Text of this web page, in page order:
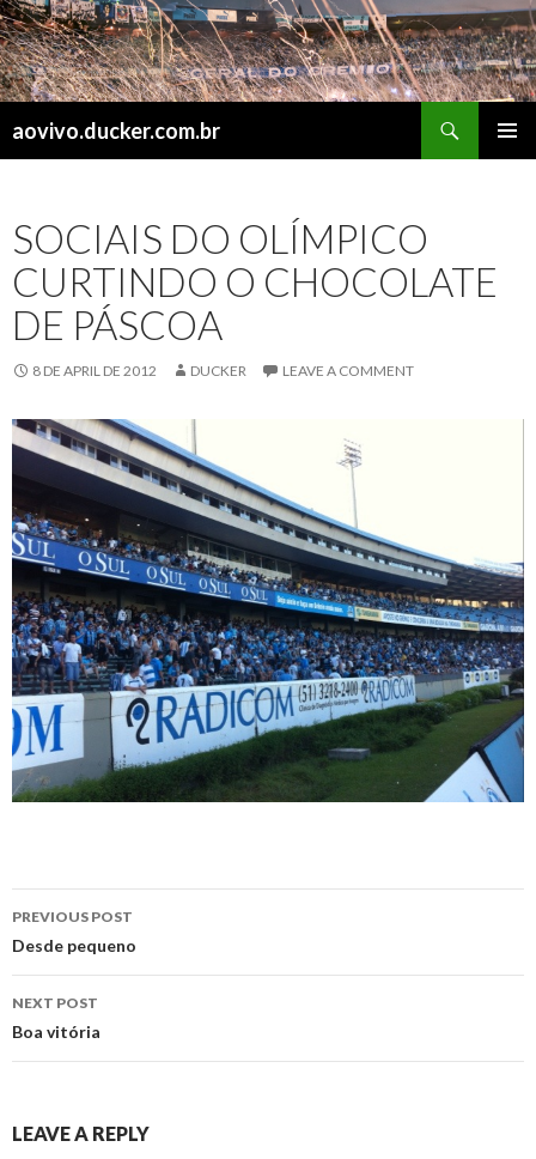
aovivo.ducker.com.br
SOCIAIS DO OLÍMPICO
CURTINDO O CHOCOLATE
DE PÁSCOA
8 DE APRIL DE 2012 DUCKER LEAVE A COMMENT
Post
navigation
PREVIOUS POST
Desde pequeno
NEXT POST
Boa vitória
LEAVE A REPLY